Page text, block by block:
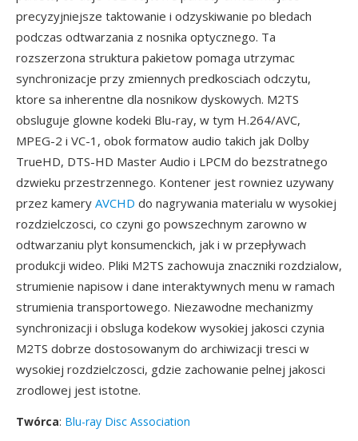
precyzyjniejsze taktowanie i odzyskiwanie po bledach
podczas odtwarzania z nosnika optycznego. Ta
rozszerzona struktura pakietow pomaga utrzymac
synchronizacje przy zmiennych predkosciach odczytu,
ktore sa inherentne dla nosnikow dyskowych. M2TS
obsluguje glowne kodeki Blu-ray, w tym H.264/AVC,
MPEG-2 i VC-1, obok formatow audio takich jak Dolby
TrueHD, DTS-HD Master Audio i LPCM do bezstratnego
dzwieku przestrzennego. Kontener jest rowniez uzywany
przez kamery AVCHD do nagrywania materialu w wysokiej
rozdzielczosci, co czyni go powszechnym zarowno w
odtwarzaniu plyt konsumenckich, jak i w przepływach
produkcji wideo. Pliki M2TS zachowuja znaczniki rozdzialow,
strumienie napisow i dane interaktywnych menu w ramach
strumienia transportowego. Niezawodne mechanizmy
synchronizacji i obsluga kodekow wysokiej jakosci czynia
M2TS dobrze dostosowanym do archiwizacji tresci w
wysokiej rozdzielczosci, gdzie zachowanie pelnej jakosci
zrodlowej jest istotne.
Twórca: Blu-ray Disc Association